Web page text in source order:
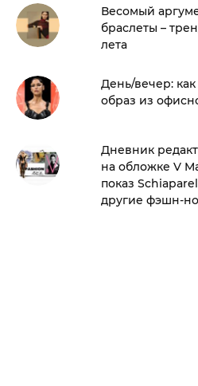
Весомый
браслеты –
лета
День/вечер:
образ из
Дневник
на обложке V
показ
другие фэшн-